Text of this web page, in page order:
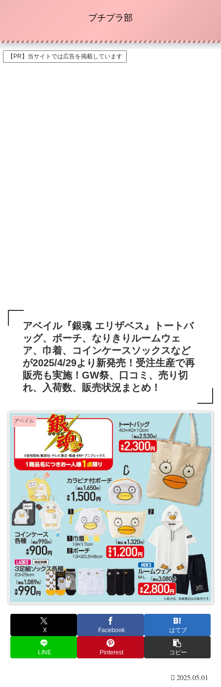
プチプラ部
【PR】当サイトでは広告を掲載しています
アベイル『銀魂 エリザベス』トートバ
ッグ、ポーチ、なりきりルームウェ
ア、巾着、コインケースソックスなど
が2025/4/29より新発売！受注生産で再
販売も実施！GW祭、口コミ、売り切
れ、入荷数、販売状況まとめ！
アベイル
X Facebook はてブ
LINE Pinterest コピー
2025.05.01